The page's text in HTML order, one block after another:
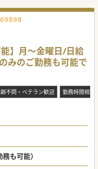
能】月～金曜日/日給
みのご勤務も可能で
不問・ベテラン歓迎 勤務時間相談
も可能）